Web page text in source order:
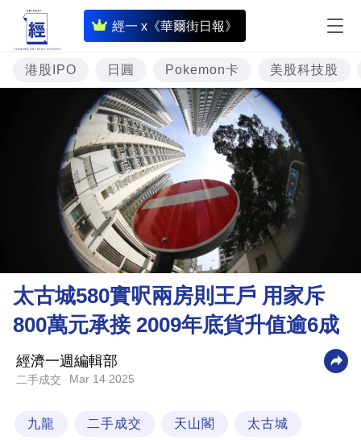
經一 x《華爾街日報》
即
時
財
經
專
題
投
資
樓
市
理
財
商
業
科
港股IPO 日圓 Pokemon卡 美股科技股
太古城580實呎兩房則王戶 用家斥
800萬元承接 2009年底貨升值逾6成
經濟一週編輯部
二手成交 Mar 14 2025
九龍 二手成交 天山閣 太古城